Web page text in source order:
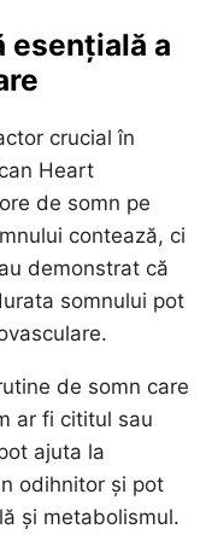
esențială a
crucial în
Heart
de somn pe
contează, ci
demonstrat că
somnului pot
de somn care
ar fi cititul sau
ajuta la
odihnitor și pot
și metabolismul.